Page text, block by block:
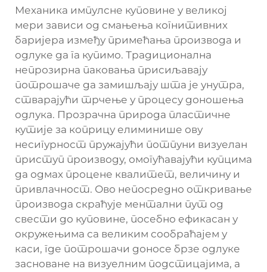
Механика импулсне куповине у великој
мери зависи од смањења когнитивних
баријера између примећања производа и
одлуке да га купимо. Традиционална
непрозирна паковања присиљавају
потрошаче да замишљају шта је унутра,
стварајући трчење у процесу доношења
одлука. Прозрачна природа пластичне
кутије за коприцу елиминише ову
несигурност пружајући потпуни визуелан
приступ производу, омогућавајући купцима
да одмах процене квалитет, величину и
привлачност. Ово непосредно откривање
производа скраћује ментални пут од
свести до куповине, посебно ефикасан у
окружењима са великим сообраћајем у
каси, где потрошачи доносе брзе одлуке
засноване на визуелним подстицајима, а